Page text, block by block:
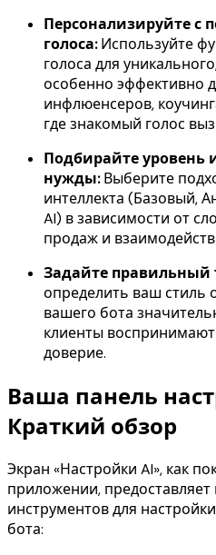
Персонализируйте
голоса:Используйте
голоса для
особенно эффективно
инфлюенсеров,
где знакомый голос
Подбирайте уровень
нужды:Выберите
интеллекта (Базовый,
AI) в зависимости от
продаж и
Задайте правильный
определить ваш
вашего бота
клиенты
доверие.
Ваша панель
Краткий обзор
Экран «Настройки AI», как
приложении,
инструментов для
бота: